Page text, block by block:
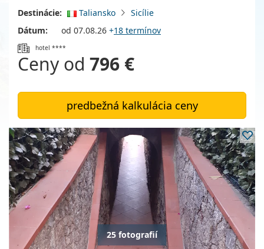
Destinácie: Taliansko
Sicílie
Dátum:
od 07.08.26 +18 termínov
hotel ****
Ceny od 796 €
predbežná kalkulácia ceny
25 fotografií